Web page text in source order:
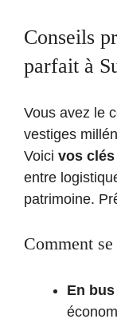
Conseils
parfait à
Vous avez le
vestiges
Voici vos
entre
patrimoine.
Comment
En